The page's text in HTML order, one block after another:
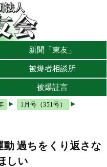
新聞「東友」
被爆者相談所
被爆証言
1月号（351号）
動 過ちをくり返さな
しい